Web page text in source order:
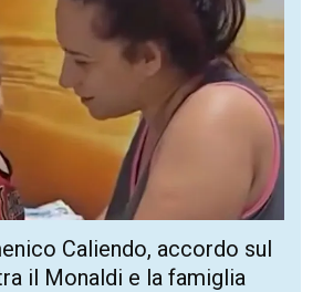
Caliendo, accordo sul
il Monaldi e la famiglia